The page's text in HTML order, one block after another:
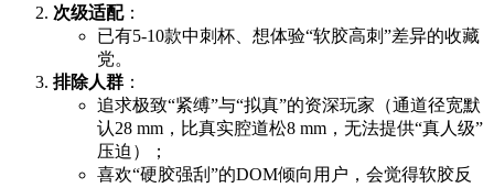
次级适配：
已有5-10款中刺杯、想体验“软胶高刺”差异的收藏
党。
排除人群 ：
追求极致“紧缚”与“拟真”的资深玩家（通道径宽默
认28 mm，比真实腔道松8 mm，无法提供“真人级”
压迫）；
喜欢“硬胶强刮”的DOM倾向用户，会觉得软胶反